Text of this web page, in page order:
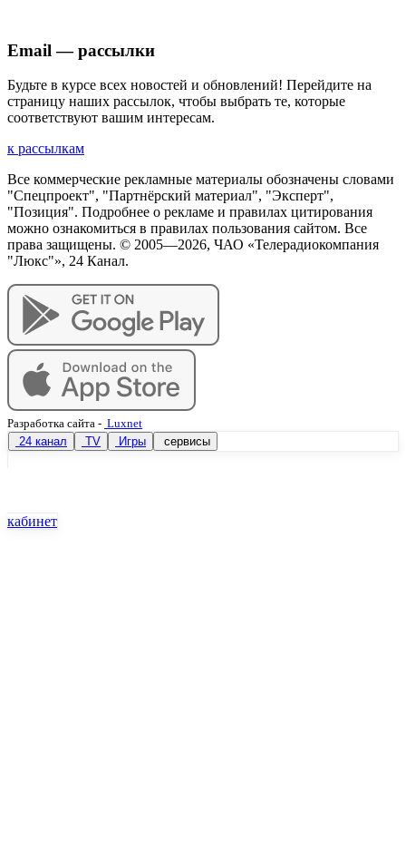
Email — рассылки
Будьте в курсе всех новостей и обновлений! Перейдите на
страницу наших рассылок, чтобы выбрать те, которые
соответствуют вашим интересам.
к рассылкам
Все коммерческие рекламные материалы обозначены словами
"Спецпроект", "Партнёрский материал", "Эксперт",
"Позиция". Подробнее о рекламе и правилах цитирования
можно ознакомиться в правилах пользования сайтом. Все
права защищены. © 2005—2026, ЧАО «Телерадиокомпания
"Люкс"», 24 Канал.
Разработка сайта - Luxnet
24 канал
TV Игры сервисы
кабинет